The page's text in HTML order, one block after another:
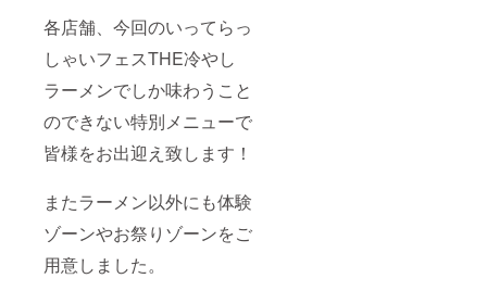
各店舗、今回のいってらっ
しゃいフェスTHE冷やし
ラーメンでしか味わうこと
のできない特別メニューで
皆様をお出迎え致します！
またラーメン以外にも体験
ゾーンやお祭りゾーンをご
用意しました。